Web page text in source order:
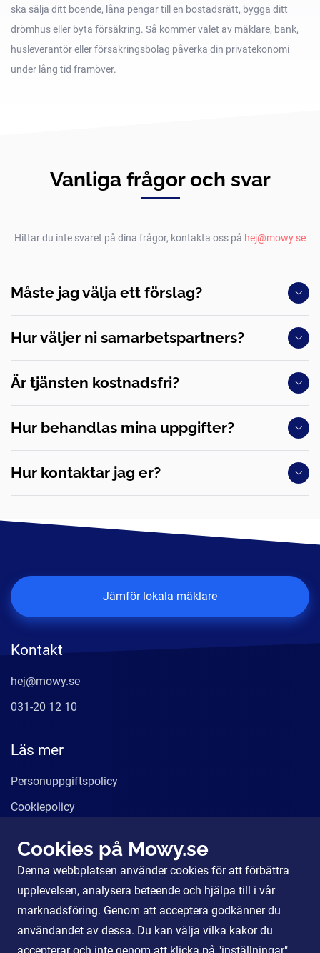
ska sälja ditt boende, låna pengar till en bostadsrätt, bygga ditt
drömhus eller byta försäkring. Så kommer valet av mäklare, bank,
husleverantör eller försäkringsbolag påverka din privatekonomi
under lång tid framöver.
Vanliga frågor och svar
Hittar du inte svaret på dina frågor, kontakta oss på hej@mowy.se
Måste jag välja ett förslag?
Hur väljer ni samarbetspartners?
Är tjänsten kostnadsfri?
Hur behandlas mina uppgifter?
Hur kontaktar jag er?
Kontakt
hej@mowy.se
031-20 12 10
Läs mer
Personuppgiftspolicy
Cookiepolicy
Våra tjänster
För Partners
Jämför lokala mäklare
Cookies på Mowy.se
Denna webbplatsen använder cookies för att förbättra
upplevelsen, analysera beteende och hjälpa till i vår
marknadsföring. Genom att acceptera godkänner du
användandet av dessa. Du kan välja vilka kakor du